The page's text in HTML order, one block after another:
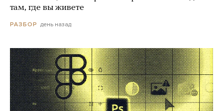
там, где вы живете
РАЗБОР день назад